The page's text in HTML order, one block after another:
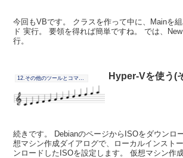
今回もVBです。 クラスを作って中に、Mainを
ド 実行。 要領を得れば簡単ですね。 では、
行。
Hyper-Vを使う(
続きです。 DebianのページからISOをダウンロ
想マシン作成ダイアログで、ローカルインスト
ンロードしたISOを設定します。 仮想マシン作